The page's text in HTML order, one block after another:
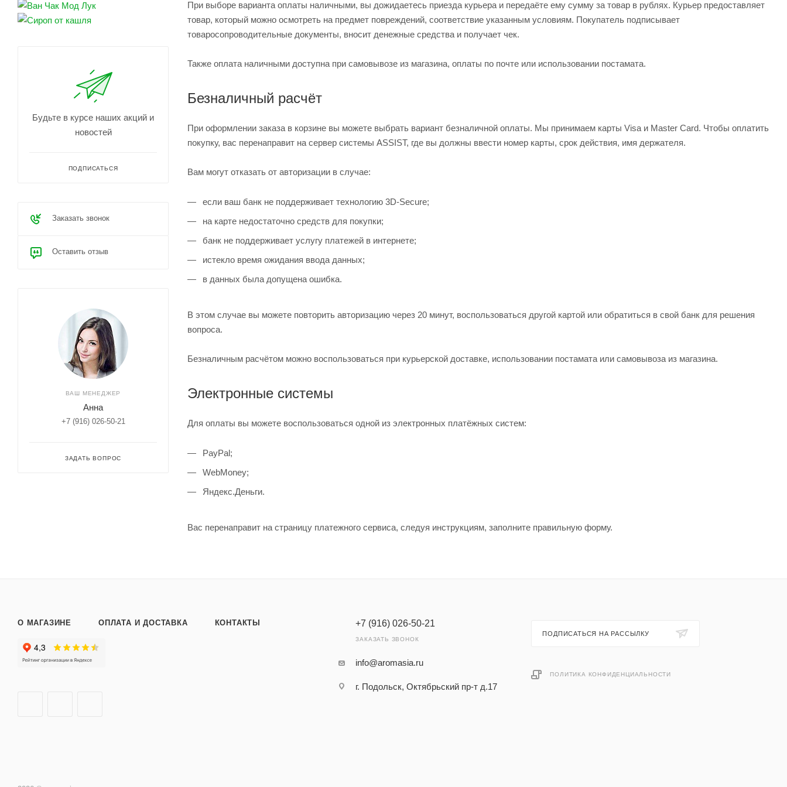
При выборе варианта оплаты наличными, вы дожидаетесь приезда курьера и передаёте ему сумму за товар в рублях. Курьер предоставляет
товар, который можно осмотреть на предмет повреждений, соответствие указанным условиям. Покупатель подписывает
товаросопроводительные документы, вносит денежные средства и получает чек.
Также оплата наличными доступна при самовывозе из магазина, оплаты по почте или использовании постамата.
Безналичный расчёт
При оформлении заказа в корзине вы можете выбрать вариант безналичной оплаты. Мы принимаем карты Visa и Master Card. Чтобы оплатить
покупку, вас перенаправит на сервер системы ASSIST, где вы должны ввести номер карты, срок действия, имя держателя.
Вам могут отказать от авторизации в случае:
если ваш банк не поддерживает технологию 3D-Secure;
на карте недостаточно средств для покупки;
банк не поддерживает услугу платежей в интернете;
истекло время ожидания ввода данных;
в данных была допущена ошибка.
В этом случае вы можете повторить авторизацию через 20 минут, воспользоваться другой картой или обратиться в свой банк для решения
вопроса.
Безналичным расчётом можно воспользоваться при курьерской доставке, использовании постамата или самовывоза из магазина.
Электронные системы
Для оплаты вы можете воспользоваться одной из электронных платёжных систем:
PayPal;
WebMoney;
Яндекс.Деньги.
Вас перенаправит на страницу платежного сервиса, следуя инструкциям, заполните правильную форму.
Будьте в курсе наших акций и
новостей
ПОДПИСАТЬСЯ
Заказать звонок
Оставить отзыв
ВАШ МЕНЕДЖЕР
Анна
+7 (916) 026-50-21
ЗАДАТЬ ВОПРОС
О МАГАЗИНЕ ОПЛАТА И ДОСТАВКА КОНТАКТЫ +7 (916) 026-50-21
ЗАКАЗАТЬ ЗВОНОК
info@aromasia.ru
г. Подольск, Октябрьский пр-т д.17
ПОДПИСАТЬСЯ НА РАССЫЛКУ
ПОЛИТИКА КОНФИДЕНЦИАЛЬНОСТИ